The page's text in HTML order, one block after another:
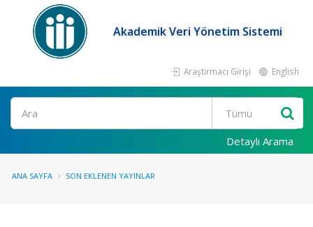
Akademik Veri Yönetim Sistemi
Araştırmacı Girişi English
Ara
Detaylı Arama
ANA SAYFA SON EKLENEN YAYINLAR